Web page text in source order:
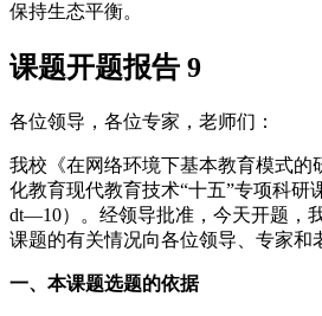
保持生态平衡。
课题开题报告 9
各位领导，各位专家，老师们：
我校《在网络环境下基本教育模式的
化教育现代教育技术“十五”专项科
dt—10）。经领导批准，今天开题，
课题的有关情况向各位领导、专家和
一、本课题选题的依据